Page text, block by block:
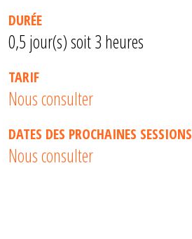
DURÉE
0,5 jour(s) soit 3 heures
TARIF
Nous consulter
DATES DES PROCHAINES SESSIONS
Nous consulter